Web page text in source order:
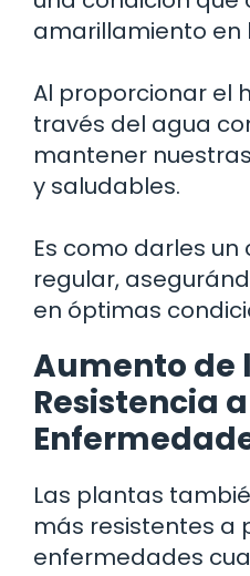
amarillamiento en
Al proporcionar el
través del agua
mantener
y saludables.
Es como darles
regular,
en óptimas
Aumento de
Resistencia a
Las plantas
más resistentes a
enfermedades